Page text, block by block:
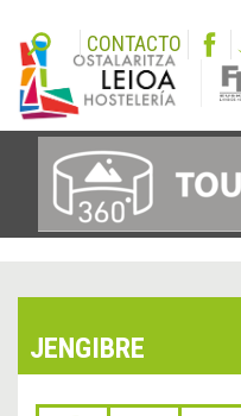
CONTACTO
JENGIBRE